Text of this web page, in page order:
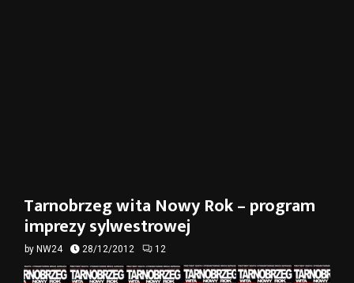
Tarnobrzeg wita Nowy Rok – program
imprezy sylwestrowej
by NW24 28/12/2012 12